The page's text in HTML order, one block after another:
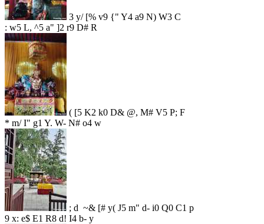
3 y/ [% v9 {" Y4 a9 N) W3 C
: w5 L, ^5 a" ]2 r9 D# R
( [5 K2 k0 D& @, M# V5 P; F
* m/ I" g1 Y. W- N# o4 w
; d ~& [# y( J5 m" d- i0 Q0 C1 p
9 x: e$ E1 R8 d! I4 b- y